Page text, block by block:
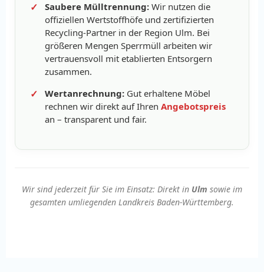
Saubere Mülltrennung: Wir nutzen die
offiziellen Wertstoffhöfe und zertifizierten
Recycling-Partner in der Region Ulm. Bei
größeren Mengen Sperrmüll arbeiten wir
vertrauensvoll mit etablierten Entsorgern
zusammen.
Wertanrechnung: Gut erhaltene Möbel
rechnen wir direkt auf Ihren Angebotspreis
an – transparent und fair.
Wir sind jederzeit für Sie im Einsatz: Direkt in Ulm sowie im
gesamten umliegenden Landkreis Baden-Württemberg.